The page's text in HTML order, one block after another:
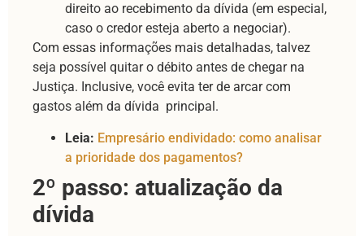
direito ao recebimento da dívida (em especial,
caso o credor esteja aberto a negociar).
Com essas informações mais detalhadas, talvez
seja possível quitar o débito antes de chegar na
Justiça. Inclusive, você evita ter de arcar com
gastos além da dívida principal.
Leia: Empresário endividado: como analisar
a prioridade dos pagamentos?
2º passo: atualização da
dívida